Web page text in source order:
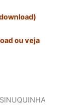
ou veja